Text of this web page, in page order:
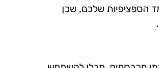
הספציפיות שלכם, שכן